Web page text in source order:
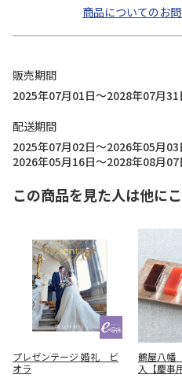
商品についてのお
販売期間
2025年07月01日～2028年07月31
配送期間
2025年07月02日～2026年05月03
2026年05月16日～2028年08月07
この商品を見た人は他に
プレゼンテージ 婚礼 ビ
オラ
鶴屋八幡
入【慶事